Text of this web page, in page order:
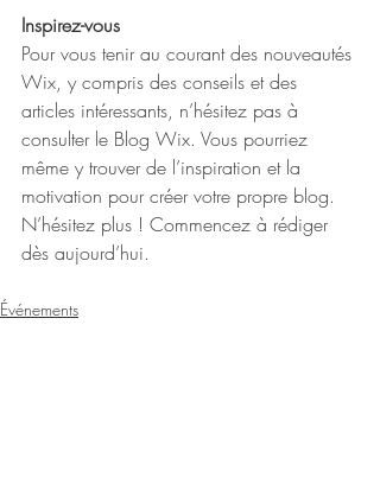
Inspirez-vous
Pour vous tenir au courant des nouveautés
Wix, y compris des conseils et des
articles intéressants, n’hésitez pas à
consulter le Blog Wix. Vous pourriez
même y trouver de l’inspiration et la
motivation pour créer votre propre blog.
N’hésitez plus ! Commencez à rédiger
dès aujourd’hui.
Événements